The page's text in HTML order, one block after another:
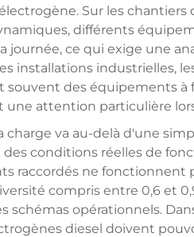
Sur les chantiers
différents
journée, ce qui exige une
installations industrielles,
souvent des équipements à
attention particulière
charge va au-delà d'une
conditions réelles de
raccordés ne fonctionnent
compris entre 0,6 et
opérationnels.
diesel doivent